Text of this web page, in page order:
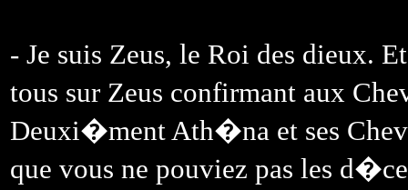
- Je suis Zeus, le Roi des dieux.
tous sur Zeus confirmant aux
Deuxi�ment Ath�na et ses
que vous ne pouviez pas les